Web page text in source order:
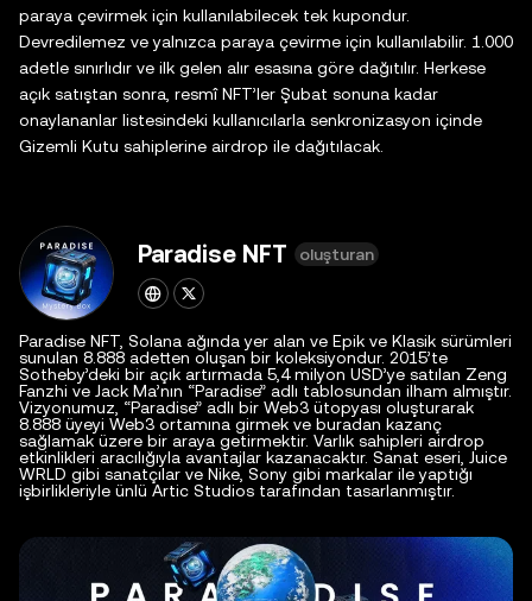
paraya çevirmek için kullanılabilecek tek kupondur.
Devredilemez ve yalnızca paraya çevirme için kullanılabilir. 1.000
adetle sınırlıdır ve ilk gelen alır esasına göre dağıtılır. Herkese
açık satıştan sonra, resmî NFT’ler Şubat sonuna kadar
onaylananlar listesindeki kullanıcılarla senkronizasyon içinde
Gizemli Kutu sahiplerine airdrop ile dağıtılacak.
Paradise NFT oluşturan
Paradise NFT, Solana ağında yer alan ve Epik ve Klasik sürümleri
sunulan 8.888 adetten oluşan bir koleksiyondur. 2015’te
Sotheby’deki bir açık artırmada 5,4 milyon USD’ye satılan Zeng
Fanzhi ve Jack Ma’nın “Paradise” adlı tablosundan ilham almıştır.
Vizyonumuz, “Paradise” adlı bir Web3 ütopyası oluşturarak
8.888 üyeyi Web3 ortamına girmek ve buradan kazanç
sağlamak üzere bir araya getirmektir. Varlık sahipleri airdrop
etkinlikleri aracılığıyla avantajlar kazanacaktır. Sanat eseri, Juice
WRLD gibi sanatçılar ve Nike, Sony gibi markalar ile yaptığı
işbirlikleriyle ünlü Artic Studios tarafından tasarlanmıştır.